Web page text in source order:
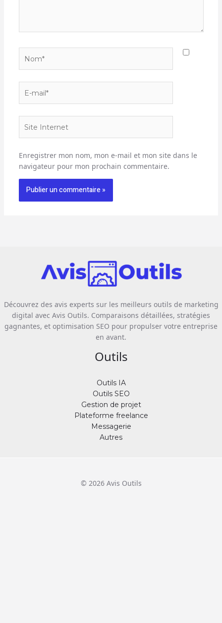
mail*
Internet
Enregistrer mon nom, mon e-mail et mon site dans le
navigateur pour mon prochain commentaire.
Découvrez des avis experts sur les meilleurs outils de marketing
digital avec Avis Outils. Comparaisons détaillées, stratégies
gagnantes, et optimisation SEO pour propulser votre entreprise
en avant.
Outils
Outils IA
Outils SEO
Gestion de projet
Plateforme freelance
Messagerie
Autres
© 2026 Avis Outils